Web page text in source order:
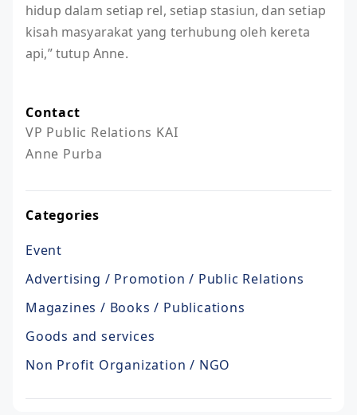
hidup dalam setiap rel, setiap stasiun, dan setiap
kisah masyarakat yang terhubung oleh kereta
api,” tutup Anne.
Contact
VP Public Relations KAI
Anne Purba
Categories
Event
Advertising / Promotion / Public Relations
Magazines / Books / Publications
Goods and services
Non Profit Organization / NGO